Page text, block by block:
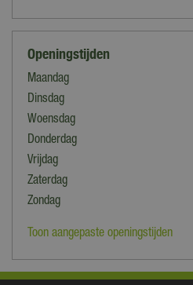
Openingstijden
Maandag
Dinsdag
Woensdag
Donderdag
Vrijdag
Zaterdag
Zondag
Toon aangepaste openingstijden